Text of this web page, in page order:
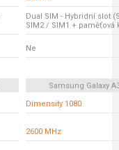
Dual SIM - Hybridní slot
SIM2 / SIM1 + paměťová
Ne
Samsung Galaxy
Dimensity 1080
2600 MHz